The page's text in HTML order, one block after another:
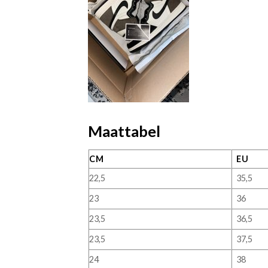
Maattabel
CM EU
22,5
35,5
23
36
23,5
36,5
23,5
37,5
24
38